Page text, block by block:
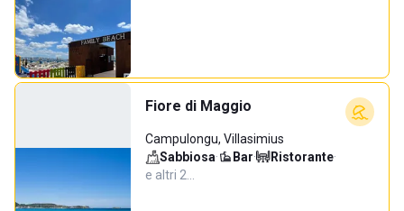
Fiore di Maggio
Campulongu, Villasimius
Sabbiosa· Bar· Ristorante·
e altri 2…